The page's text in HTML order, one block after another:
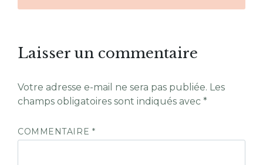
Laisser un commentaire
Votre adresse e-mail ne sera pas publiée. Les
champs obligatoires sont indiqués avec *
COMMENTAIRE *